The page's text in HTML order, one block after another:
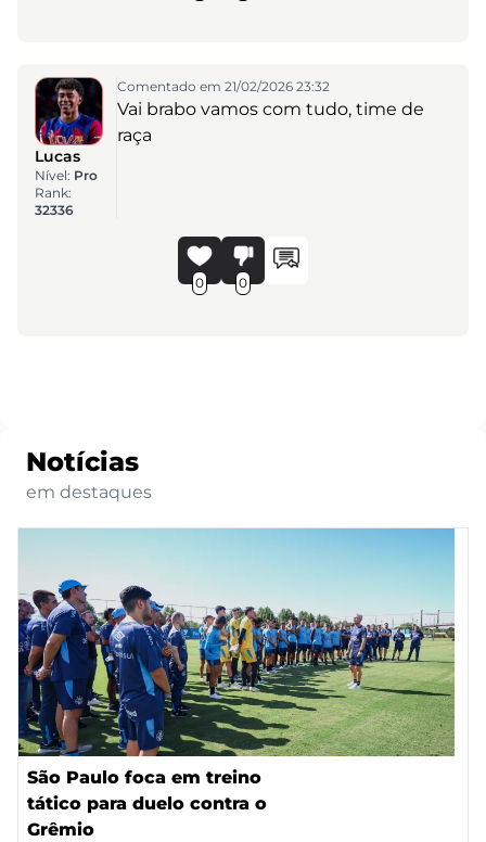
Lucas
Nível: Pro
Rank:
32336
Comentado em 21/02/2026 23:32
Vai brabo vamos com tudo, time de
raça
0 0
Notícias
em destaques
São Paulo foca em treino
tático para duelo contra o
Grêmio